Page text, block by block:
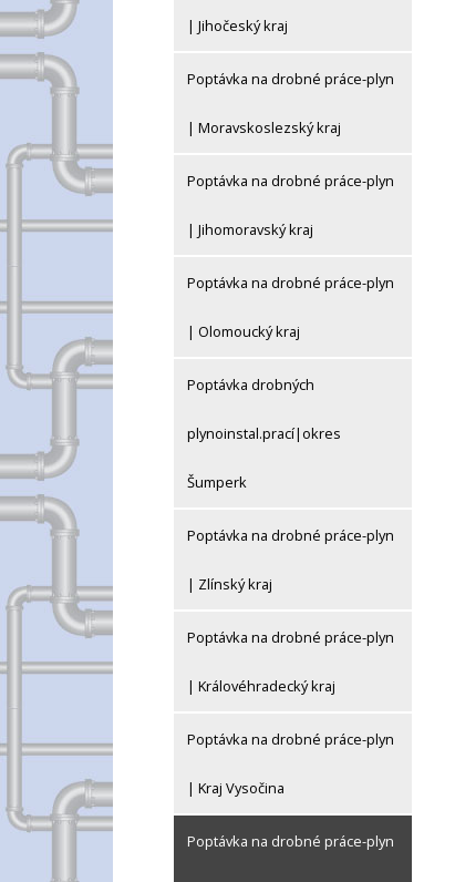
| Jihočeský kraj
Poptávka na drobné práce-plyn
| Moravskoslezský kraj
Poptávka na drobné práce-plyn
| Jihomoravský kraj
Poptávka na drobné práce-plyn
| Olomoucký kraj
Poptávka drobných
plynoinstal.prací|okres
Šumperk
Poptávka na drobné práce-plyn
| Zlínský kraj
Poptávka na drobné práce-plyn
| Královéhradecký kraj
Poptávka na drobné práce-plyn
| Kraj Vysočina
Poptávka na drobné práce-plyn